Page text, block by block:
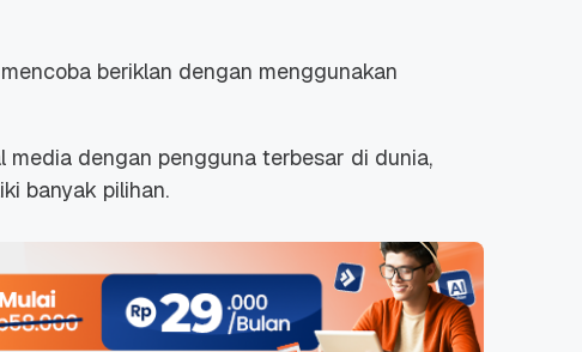
beriklan dengan menggunakan
media dengan pengguna terbesar di dunia,
banyak pilihan.